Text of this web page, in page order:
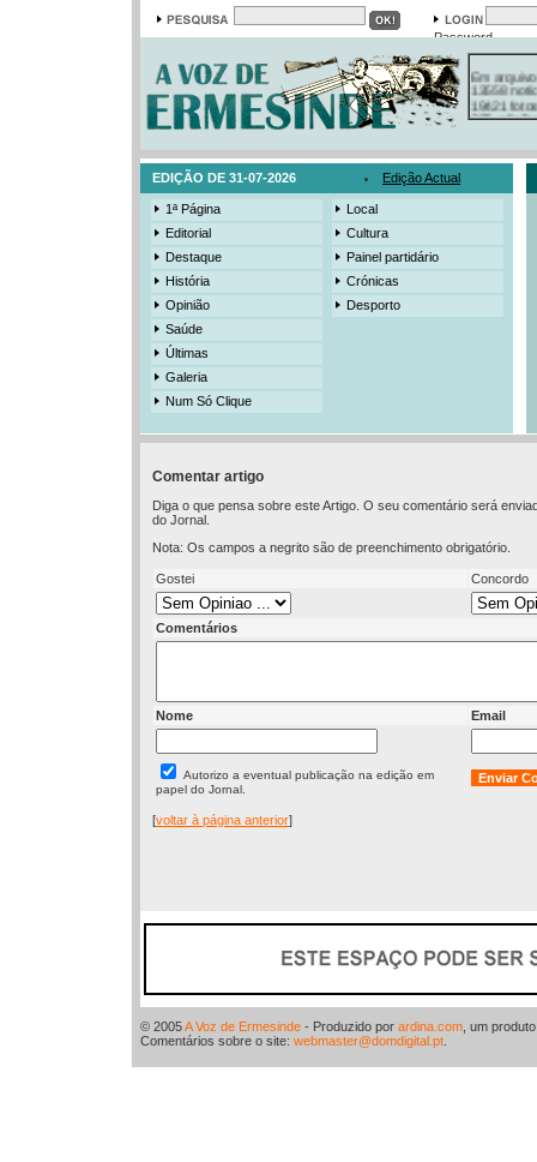
Password
Em arquivo
13558
19421
385
EDIÇÃO DE 31-07-2026 Edição Actual
1ª Página
Editorial
Destaque
História
Opinião
Saúde
Últimas
Galeria
Num Só Clique
Local
Cultura
Painel partidário
Crónicas
Desporto
Comentar artigo
Diga o que pensa sobre este Artigo. O seu comentário será
do Jornal.
Nota: Os campos a negrito são de preenchimento obrigatório.
Gostei Concordo
Comentários
Nome Email
Autorizo a eventual publicação na edição em
papel do Jornal.
[voltar à página anterior]
© 2005A Voz de Ermesinde - Produzido por ardina.com , um
Comentários sobre o site: webmaster@domdigital.pt